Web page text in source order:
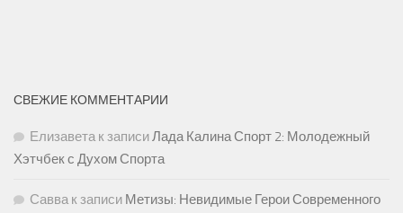
СВЕЖИЕ КОММЕНТАРИИ
Елизаветак записиЛада Калина Спорт 2: Молодежный
Хэтчбек с Духом Спорта
Саввак записи Метизы: Невидимые Герои Современного